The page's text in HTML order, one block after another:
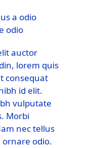
a odio
odio
auctor
lorem quis
consequat
id elit.
vulputate
Morbi
nec tellus
odio.